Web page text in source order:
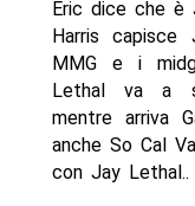
Eric dice che è
Harris
MMG e i
Lethal va a
mentre arriva
anche So Cal
con Jay